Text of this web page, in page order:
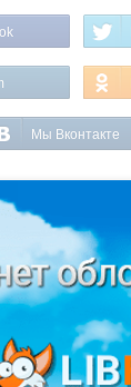
Мы Вконтакте